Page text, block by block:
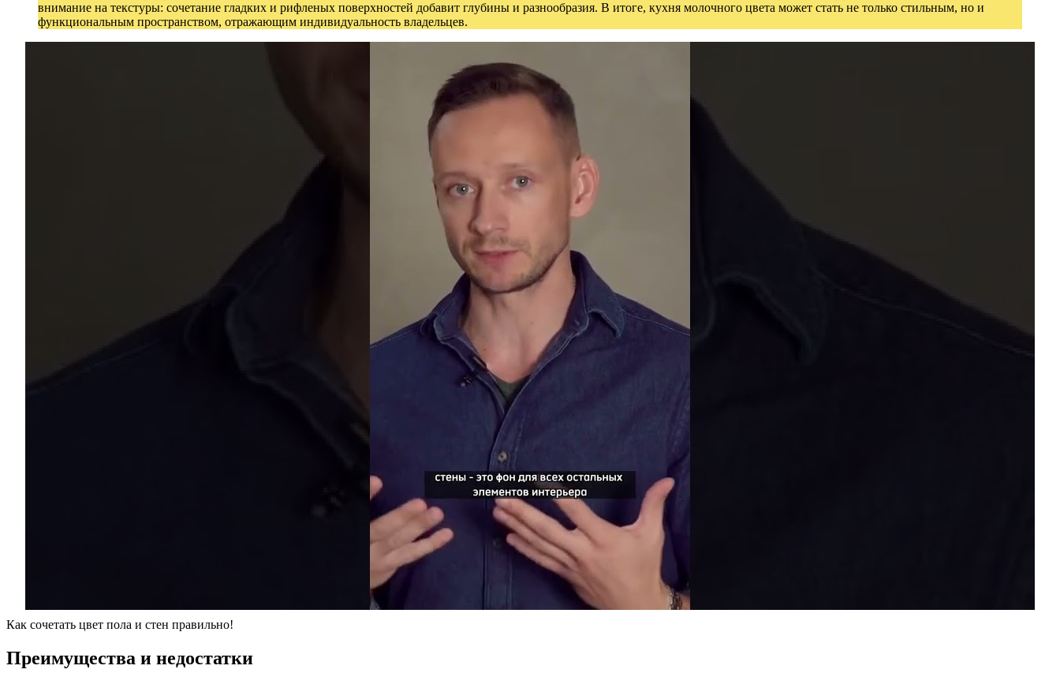
внимание на текстуры: сочетание гладких и рифленых поверхностей добавит глубины и разнообразия. В итоге, кухня молочного цвета может стать не только стильным, но и
функциональным пространством, отражающим индивидуальность владельцев.
Как сочетать цвет пола и стен правильно!
Преимущества и недостатки